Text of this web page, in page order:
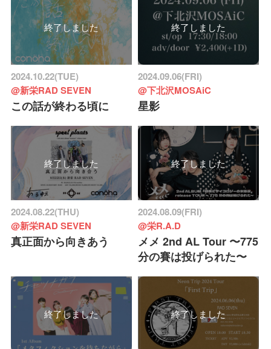
終了しました
2024.10.22(TUE)
@新栄RAD SEVEN
この話が終わる頃に
終了しました
2024.09.06(FRI)
@下北沢MOSAiC
星影
終了しました
2024.08.22(THU)
@新栄RAD SEVEN
真正面から向きあう
終了しました
2024.08.09(FRI)
@栄R.A.D
メメ 2nd AL Tour 〜775
分の賽は投げられた〜
終了しました 終了しました